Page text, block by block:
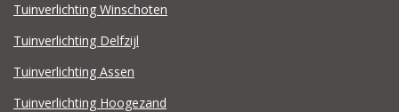
Tuinverlichting Winschoten
Tuinverlichting Delfzijl
Tuinverlichting Assen
Tuinverlichting Hoogezand